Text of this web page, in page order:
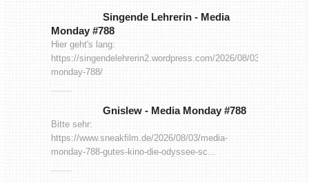
Singende Lehrerin - Media
Monday #788
Hier geht's lang:
https://singendelehrerin2.wordpress.com/2026/08/03/media-
monday-788/
Gnislew - Media Monday #788
Bitte sehr:
https://www.sneakfilm.de/2026/08/03/media-
monday-788-gutes-kino-die-odyssee-sc...